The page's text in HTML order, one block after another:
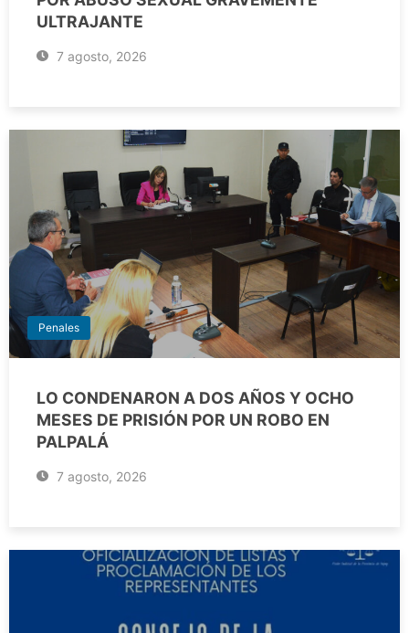
ULTRAJANTE
7 agosto, 2026
Penales
LO CONDENARON A DOS AÑOS Y OCHO
MESES DE PRISIÓN POR UN ROBO EN
PALPALÁ
7 agosto, 2026